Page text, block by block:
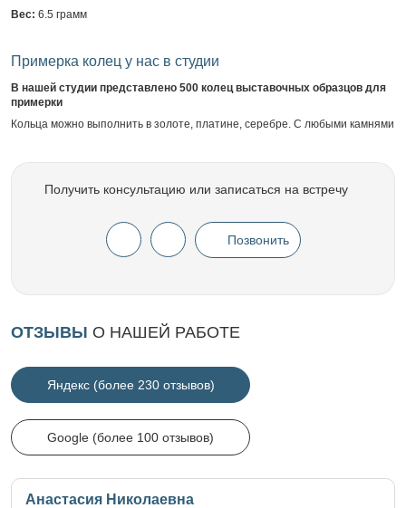
Вес: 6.5 грамм
Примерка колец у нас в студии
В нашей студии представлено 500 колец выставочных образцов для
примерки
Кольца можно выполнить в золоте, платине, серебре. С любыми камнями
Получить консультацию или записаться на встречу
Позвонить
ОТЗЫВЫ О НАШЕЙ РАБОТЕ
Яндекс (более 230 отзывов)
Google (более 100 отзывов)
Анастасия Николаевна